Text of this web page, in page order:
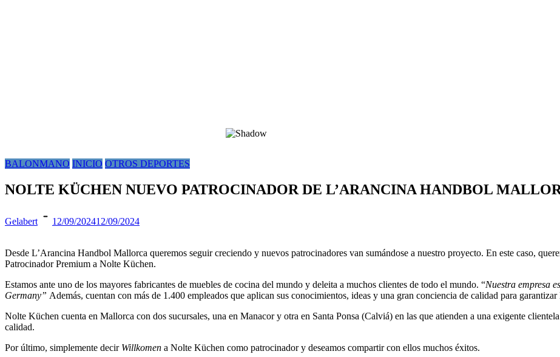
BALONMANO INICIO OTROS DEPORTES
NOLTE KÜCHEN NUEVO PATROCINADOR DE L’ARANCINA HANDBOL
Gelabert 12/09/202412/09/2024
Desde L’Arancina Handbol Mallorca queremos seguir creciendo y nuevos patrocinadores van sumándose a nuestro proyecto. En este caso,
Patrocinador Premium a Nolte Küchen.
Estamos ante uno de los mayores fabricantes de muebles de cocina del mundo y deleita a muchos clientes de todo el mundo. “Nuestra empresa
Germany” Además, cuentan con más de 1.400 empleados que aplican sus conocimientos, ideas y una gran conciencia de calidad para
Nolte Küchen cuenta en Mallorca con dos sucursales, una en Manacor y otra en Santa Ponsa (Calviá) en las que atienden a una exigente
calidad.
Por último, simplemente decir Willkomen a Nolte Küchen como patrocinador y deseamos compartir con ellos muchos éxitos.